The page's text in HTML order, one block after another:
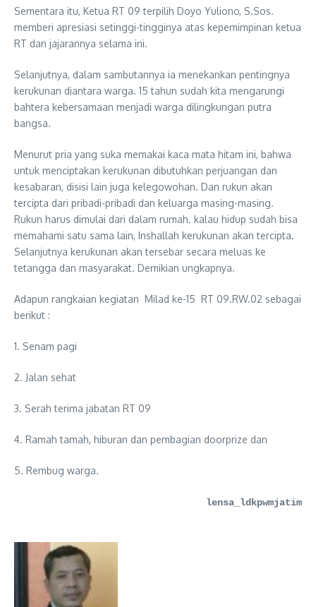
Sementara itu, Ketua RT 09 terpilih Doyo Yuliono, S.Sos.
memberi apresiasi setinggi-tingginya atas kepemimpinan ketua
RT dan jajarannya selama ini.
Selanjutnya, dalam sambutannya ia menekankan pentingnya
kerukunan diantara warga. 15 tahun sudah kita mengarungi
bahtera kebersamaan menjadi warga dilingkungan putra
bangsa.
Menurut pria yang suka memakai kaca mata hitam ini, bahwa
untuk menciptakan kerukunan dibutuhkan perjuangan dan
kesabaran, disisi lain juga kelegowohan. Dan rukun akan
tercipta dari pribadi-pribadi dan keluarga masing-masing.
Rukun harus dimulai dari dalam rumah. kalau hidup sudah bisa
memahami satu sama lain, Inshallah kerukunan akan tercipta.
Selanjutnya kerukunan akan tersebar secara meluas ke
tetangga dan masyarakat. Demikian ungkapnya.
Adapun rangkaian kegiatan Milad ke-15 RT 09.RW.02 sebagai
berikut :
1. Senam pagi
2. Jalan sehat
3. Serah terima jabatan RT 09
4. Ramah tamah, hiburan dan pembagian doorprize dan
5. Rembug warga.
lensa_ldkpwmjatim